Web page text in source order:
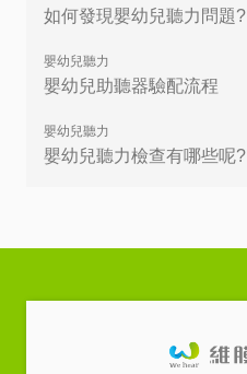
如何發現嬰幼兒聽力問題?
嬰幼兒聽力
嬰幼兒助聽器驗配流程
嬰幼兒聽力
嬰幼兒聽力檢查有哪些呢?